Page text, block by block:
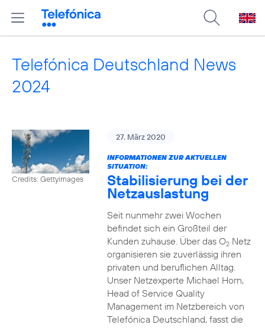
Telefónica Deutschland News
2024
Credits: Gettyimages
27. März 2020
INFORMATIONEN ZUR AKTUELLEN
SITUATION:
Stabilisierung bei der
Netzauslastung
Seit nunmehr zwei Wochen
befindet sich ein Großteil der
Kunden zuhause. Über das O2Netz
organisieren sie zuverlässig ihren
privaten und beruflichen Alltag.
Unser Netzexperte Michael Horn,
Head of Service Quality
Management im Netzbereich von
Telefónica Deutschland, fasst die